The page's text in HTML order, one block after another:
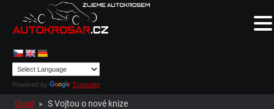
Powered by Translate
Úvod » S Vojtou o nové knize